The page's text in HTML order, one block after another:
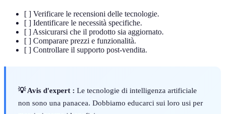
[ ] Verificare le recensioni delle tecnologie.
[ ] Identificare le necessità specifiche.
[ ] Assicurarsi che il prodotto sia aggiornato.
[ ] Comparare prezzi e funzionalità.
[ ] Controllare il supporto post-vendita.
💡 Avis d'expert : Le tecnologie di intelligenza artificiale
non sono una panacea. Dobbiamo educarci sui loro usi per